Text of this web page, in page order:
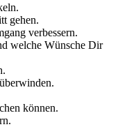
gehen.
verbessern.
welche Wünsche Dir
können.